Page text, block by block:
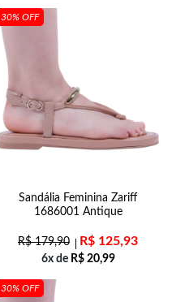
30% OFF
Sandália Feminina Zariff
1686001 Antique
R$179,90 R$ 125,93
6x de R$20,99
30% OFF